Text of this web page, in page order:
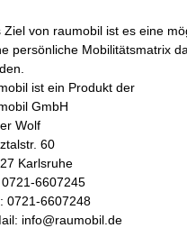
Ziel von raumobil ist es eine
persönliche Mobilitätsmatrix
ist ein Produkt der
GmbH
Wolf
60
Karlsruhe
0721-6607245
0721-6607248
info@raumobil.de